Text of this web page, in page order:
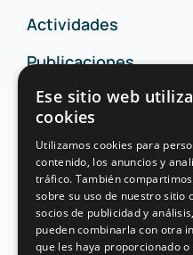
Actividades
Publicaciones
Contacto
Contacta con
Redes Sociales
Ese sitio web utiliza
cookies
Utilizamos cookies para
contenido, los anuncios y
tráfico. También
sobre su uso de nuestro sitio
socios de publicidad y
pueden combinarla con otra
que les haya proporcionado o